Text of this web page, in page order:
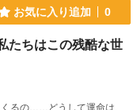
します。 【2018年1
お気に入り追加 0
ちはこの残酷な世
るの……どうして運命は、